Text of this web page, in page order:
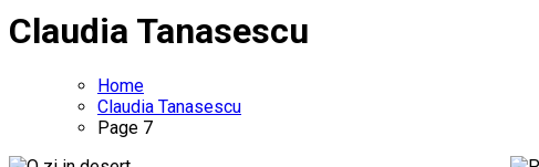
Claudia Tanasescu
Home
Claudia Tanasescu
Page 7